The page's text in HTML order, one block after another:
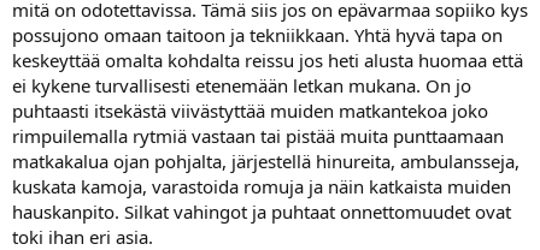
mitä on odotettavissa. Tämä siis jos on epävarmaa sopiiko kys
possujono omaan taitoon ja tekniikkaan. Yhtä hyvä tapa on
keskeyttää omalta kohdalta reissu jos heti alusta huomaa että
ei kykene turvallisesti etenemään letkan mukana. On jo
puhtaasti itsekästä viivästyttää muiden matkantekoa joko
rimpuilemalla rytmiä vastaan tai pistää muita punttaamaan
matkakalua ojan pohjalta, järjestellä hinureita, ambulansseja,
kuskata kamoja, varastoida romuja ja näin katkaista muiden
hauskanpito. Silkat vahingot ja puhtaat onnettomuudet ovat
toki ihan eri asia.